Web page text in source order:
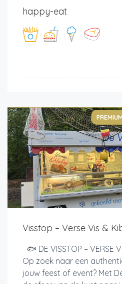
happy-eat
Visstop – Verse Vis &
🐟 DE VISSTOP – VERSE
Op zoek naar een
jouw feest of event? Met